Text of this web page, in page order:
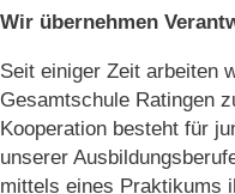
Wir übernehmen
Seit einiger Zeit arbeiten
Gesamtschule Ratingen
Kooperation besteht für
unserer
mittels eines Praktikums